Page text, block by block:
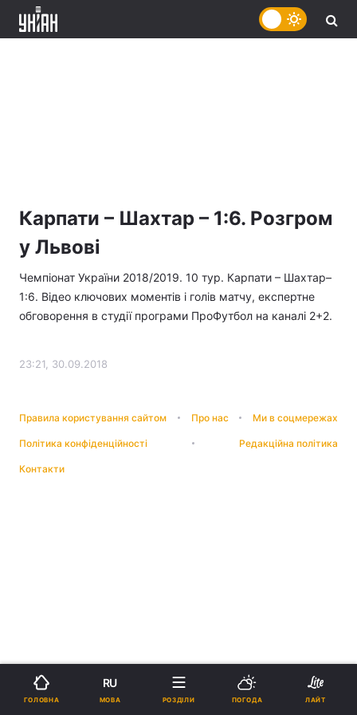
Карпати – Шахтар – 1:6. Розгром
у Львові
Чемпіонат України 2018/2019. 10 тур. Карпати – Шахтар–
1:6. Відео ключових моментів і голів матчу, експертне
обговорення в студії програми ПроФутбол на каналі 2+2.
23:21, 30.09.2018
Правила користування сайтом Про нас Ми в соцмережах
Політика конфіденційності Редакційна політика
Контакти
ГОЛОВНА
RU
МОВА РОЗДІЛИ ПОГОДА ЛАЙТ